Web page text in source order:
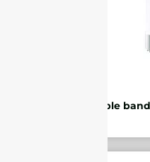
WiFi double